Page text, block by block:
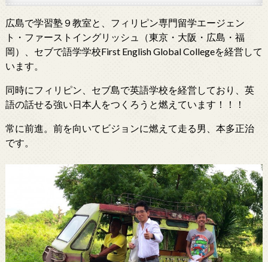
広島で学習塾９教室と、フィリピン専門留学エージェン
ト・ファーストイングリッシュ（東京・大阪・広島・福
岡）、セブで語学学校First English Global Collegeを経営して
います。
同時にフィリピン、セブ島で英語学校を経営しており、英
語の話せる強い日本人をつくろうと燃えています！！！
常に前進。前を向いてビジョンに燃えて走る男、本多正治
です。